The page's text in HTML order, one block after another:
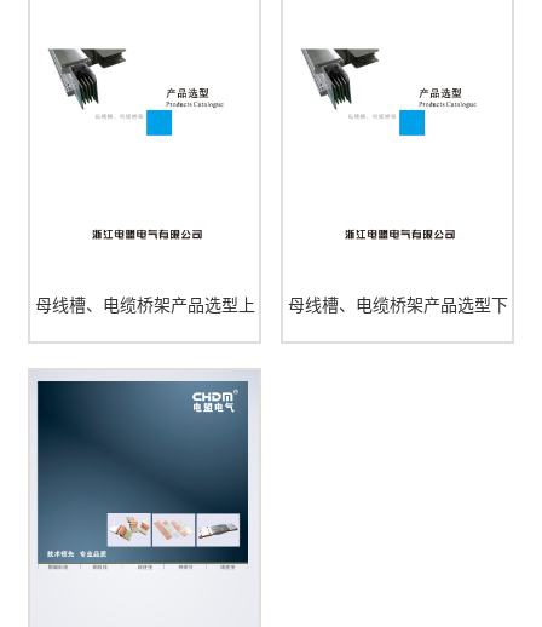
母线槽、电缆桥架产品选型上 母线槽、电缆桥架产品选型下